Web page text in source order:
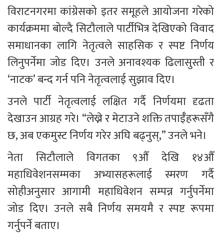
विराटनगरमा कांग्रेसको इतर समूहले आयोजना गरेको
कार्यक्रममा बोल्दै सिटौलाले पार्टीभित्र देखिएको विवाद
समाधानका लागि नेतृत्वले साहसिक र स्पष्ट निर्णय
लिनुपर्नेमा जोड दिए। उनले अनावश्यक ढिलासुस्ती र
‘नाटक’ बन्द गर्न पनि नेतृत्वलाई सुझाव दिए।
उनले पार्टी नेतृत्वलाई लक्षित गर्दै निर्णयमा दृढता
देखाउन आग्रह गरे। “लेख्ने र मेटाउने शक्ति तपाईँहरूसँगै
छ, अब एकमुस्ट निर्णय गरेर अघि बढ्नुस्,” उनले भने।
नेता सिटौलाले विगतका ९औँ देखि १४औँ
महाधिवेशनसम्मका अभ्यासहरूलाई स्मरण गर्दै
सोहीअनुसार आगामी महाधिवेशन सम्पन्न गर्नुपर्नेमा
जोड दिए। उनले सबै निर्णय समयमै र स्पष्ट रूपमा
गर्नुपर्ने बताए।